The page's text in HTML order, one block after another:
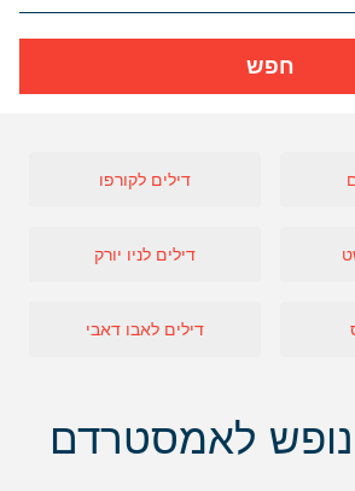
חפש
דילים לקורפו
דילים לניו יורק
דילים לאבו דאבי
נופש לאמסטרדם